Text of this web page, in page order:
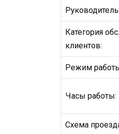
Руководитель:
Категория
клиентов:
Режим
Часы работы:
Схема